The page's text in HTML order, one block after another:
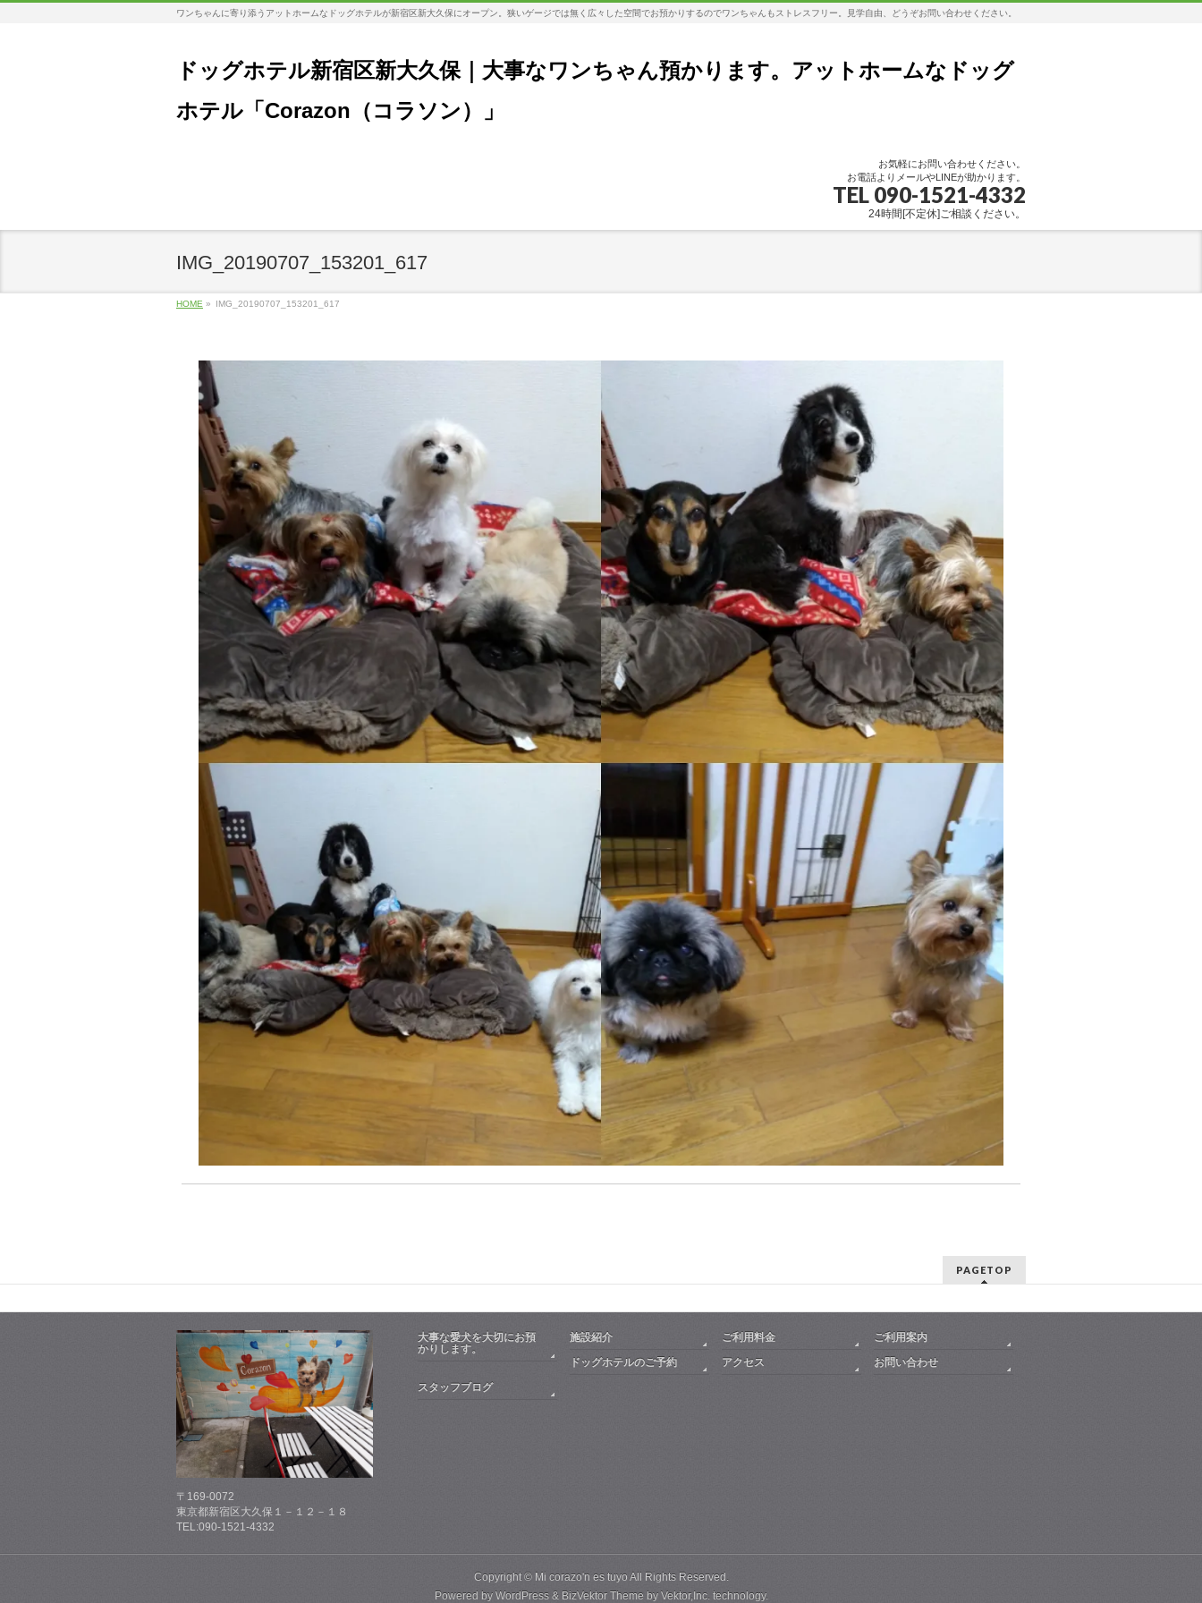
ワンちゃんに寄り添うアットホームなドッグホテルが新宿区新大久保にオープン。狭いゲージでは無く広々した空間でお預かりするのでワンちゃんもストレスフリー。見学自由、どうぞお問い合わせください。
ドッグホテル新宿区新大久保｜大事なワンちゃん預かります。アットホームなドッグ
ホテル「Corazon（コラソン）」
お気軽にお問い合わせください。
お電話よりメールやLINEが助かります。
TEL 090-1521-4332
24時間[不定休]ご相談ください。
IMG_20190707_153201_617
HOME » IMG_20190707_153201_617
PAGETOP
〒169-0072
東京都新宿区大久保１－１２－１８
TEL:090-1521-4332
大事な愛犬を大切にお預
かりします。
施設紹介 ご利用料金
ご利用案内
ドッグホテルのご予約
アクセス
お問い合わせ
スタッフブログ
Copyright © Mi corazo'n es tuyo All Rights Reserved.
Powered by WordPress& BizVektor Theme by Vektor,Inc.technology.